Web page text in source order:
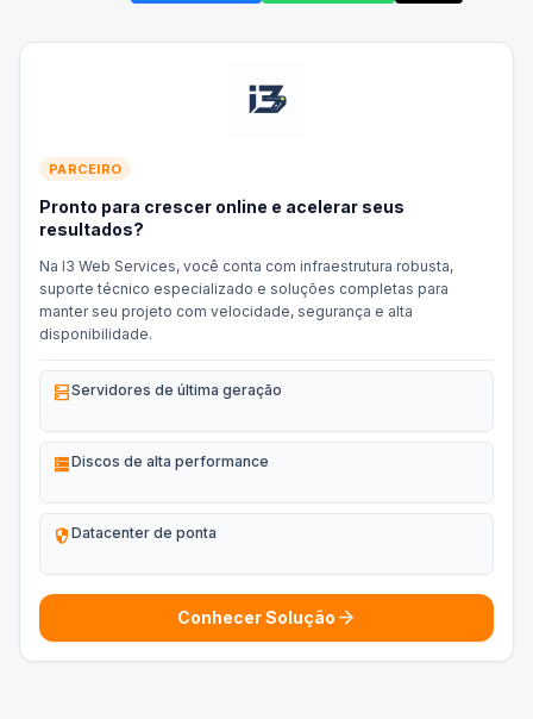
PARCEIRO
Pronto para crescer online e acelerar seus
resultados?
Na I3 Web Services, você conta com infraestrutura robusta,
suporte técnico especializado e soluções completas para
manter seu projeto com velocidade, segurança e alta
disponibilidade.
dnsServidores de última geração
storageDiscos de alta performance
security Datacenter de ponta
Conhecer Solução arrow_forward